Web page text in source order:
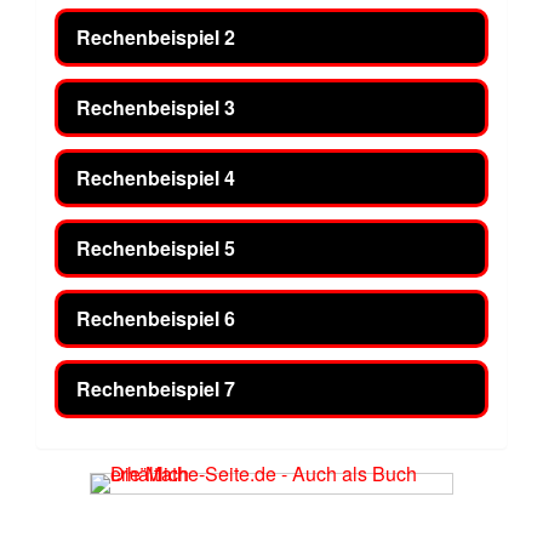
Rechenbeispiel 2
Rechenbeispiel 3
Rechenbeispiel 4
Rechenbeispiel 5
Rechenbeispiel 6
Rechenbeispiel 7